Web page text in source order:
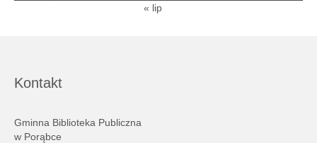
« lip
Kontakt
Gminna Biblioteka Publiczna
w Porąbce